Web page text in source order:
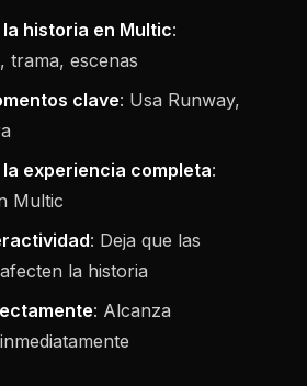
historia en Multic:
trama, escenas
clave: Usa Runway,
experiencia completa:
Multic
: Deja que las
la historia
: Alcanza